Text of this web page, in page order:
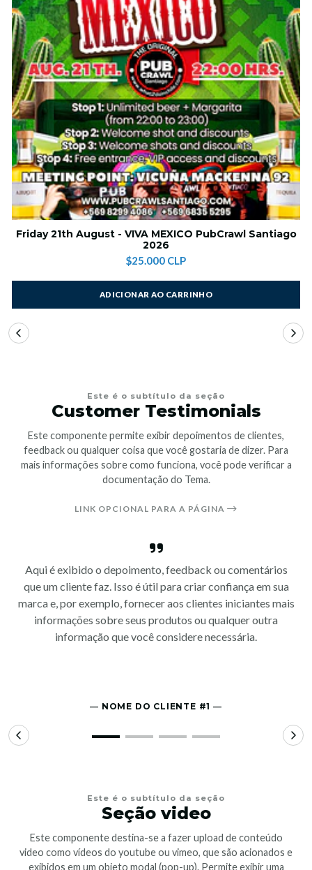
Friday 21th August - VIVA MEXICO PubCrawl Santiago
2026
$25.000 CLP
ADICIONAR AO CARRINHO
Este é o subtítulo da seção
Customer Testimonials
Este componente permite exibir depoimentos de clientes,
feedback ou qualquer coisa que você gostaria de dizer. Para
mais informações sobre como funciona, você pode verificar a
documentação do Tema.
LINK OPCIONAL PARA A PÁGINA
Aqui é exibido o depoimento, feedback ou comentários
que um cliente faz. Isso é útil para criar confiança em sua
marca e, por exemplo, fornecer aos clientes iniciantes mais
informações sobre seus produtos ou qualquer outra
informação que você considere necessária.
― NOME DO CLIENTE #1 ―
Este é o subtítulo da seção
Seção video
Este componente destina-se a fazer upload de conteúdo
video como vídeos do youtube ou vimeo, que são acionados e
exibidos em um objeto modal (pop-up). Permite exibir uma